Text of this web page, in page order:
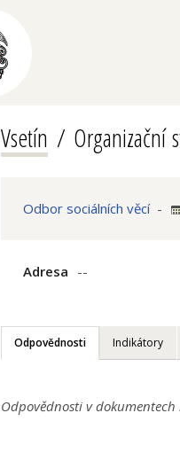
Vsetín Organizační
Odbor sociálních věcí-
Adresa --
Odpovědnosti Indikátory
Odpovědnosti v dokumentech